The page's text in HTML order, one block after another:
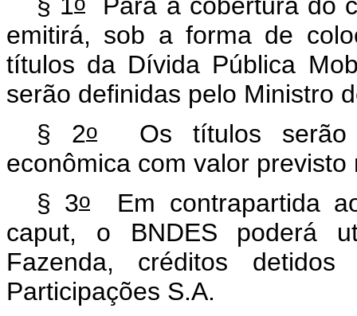
emitirá, sob a forma de
títulos da Dívida Pública
serão definidas pelo Ministro
§ 2o
Os títulos serão
econômica com valor previsto
§ 3o
Em contrapartida
caput, o BNDES poderá
Fazenda, créditos
Participações S.A.